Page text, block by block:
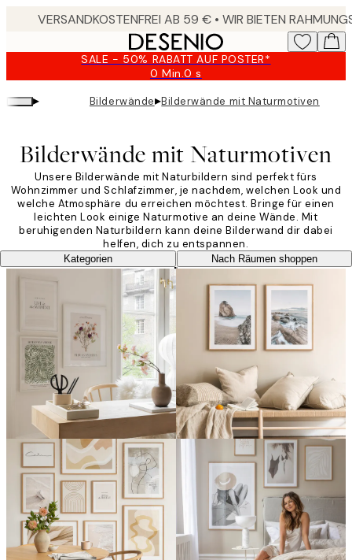
SALE - 50% RABATT AUF POSTER*
0 Min.0 s
Gültig
bis:
2026-
▸ Bilderwände▸Bilderwände mit Naturmotiven
Bilderwände mit Naturmotiven
Unsere Bilderwände mit Naturbildern sind perfekt fürs
Wohnzimmer und Schlafzimmer, je nachdem, welchen Look und
welche Atmosphäre du erreichen möchtest. Bringe für einen
leichten Look einige Naturmotive an deine Wände. Mit
beruhigenden Naturbildern kann deine Bilderwand dir dabei
helfen, dich zu entspannen.
Kategorien Nach Räumen shoppen